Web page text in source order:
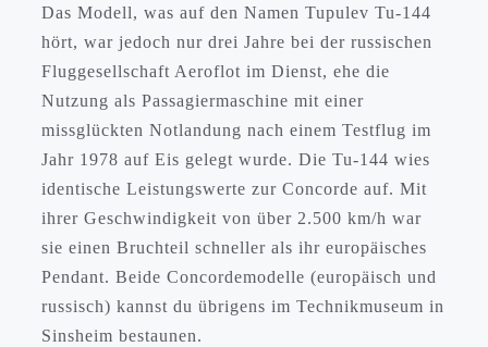
Das Modell, was auf den Namen Tupulev Tu-144
hört, war jedoch nur drei Jahre bei der russischen
Fluggesellschaft Aeroflot im Dienst, ehe die
Nutzung als Passagiermaschine mit einer
missglückten Notlandung nach einem Testflug im
Jahr 1978 auf Eis gelegt wurde. Die Tu-144 wies
identische Leistungswerte zur Concorde auf. Mit
ihrer Geschwindigkeit von über 2.500 km/h war
sie einen Bruchteil schneller als ihr europäisches
Pendant. Beide Concordemodelle (europäisch und
russisch) kannst du übrigens im Technikmuseum in
Sinsheim bestaunen.